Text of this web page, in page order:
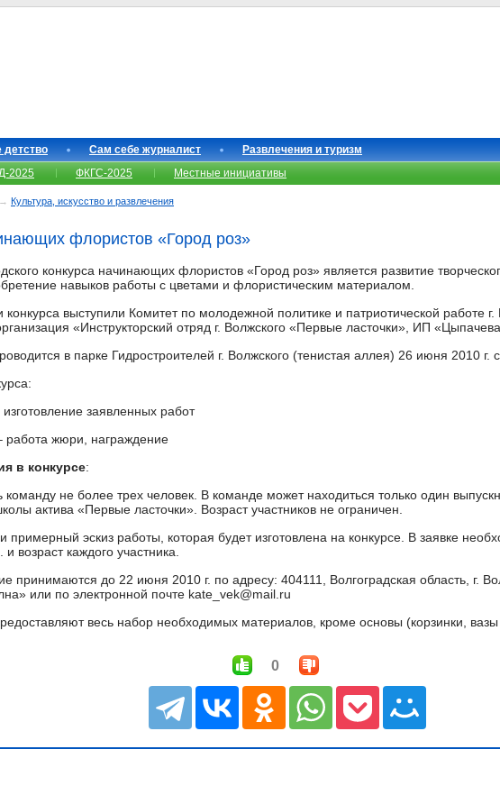
детство Сам себе журналист
Развлечения и туризм
2025 ФКГС-2025 Местные инициативы
→ Культура, искусство и развлечения
флористов «Город роз»
конкурса начинающих флористов «Город роз» является развитие
навыков работы с цветами и флористическим материалом.
конкурса выступили Комитет по молодежной политике и патриотической работе
«Инструкторский отряд г. Волжского «Первые ласточки», ИП
в парке Гидростроителей г. Волжского (тенистая аллея) 26 июня 2010 г.
заявленных работ
работа жюри, награждение
в конкурсе:
не более трех человек. В команде может находиться только один
актива «Первые ласточки». Возраст участников не ограничен.
примерный эскиз работы, которая будет изготовлена на конкурсе. В заявке
возраст каждого участника.
принимаются до 22 июня 2010 г. по адресу: 404111, Волгоградская область, г.
или по электронной почте kate_vek@mail.ru
весь набор необходимых материалов, кроме основы (корзинки,
0